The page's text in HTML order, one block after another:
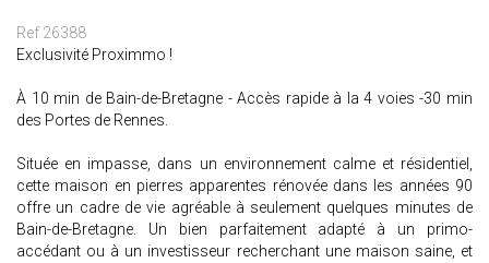
Ref 26388
Exclusivité Proximmo !
À 10 min de Bain-de-Bretagne - Accès rapide à la 4 voies -30 min
des Portes de Rennes.
Située en impasse, dans un environnement calme et résidentiel,
cette maison en pierres apparentes rénovée dans les années 90
offre un cadre de vie agréable à seulement quelques minutes de
Bain-de-Bretagne. Un bien parfaitement adapté à un primo-
accédant ou à un investisseur recherchant une maison saine, et